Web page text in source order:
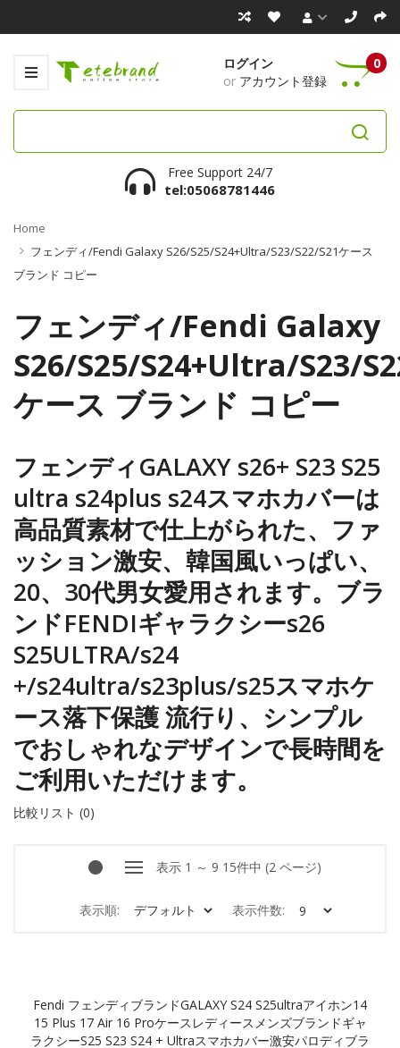
ログイン
or アカウント登録
0
Free Support 24/7
tel:05068781446
Home
フェンディ/Fendi Galaxy S26/S25/S24+Ultra/S23/S22/S21ケース
ブランド コピー
フェンディ/Fendi Galaxy
S26/S25/S24+Ultra/S23/
ケース ブランド コピー
フェンディGALAXY s26+ S23 S25
ultra s24plus s24スマホカバーは
高品質素材で仕上がられた、ファ
ッション激安、韓国風いっぱい、
20、30代男女愛用されます。ブラ
ンドFENDIギャラクシーs26
S25ULTRA/s24
+/s24ultra/s23plus/s25スマホケ
ース落下保護 流行り、シンプル
でおしゃれなデザインで長時間を
ご利用いただけます。
比較リスト (0)
表示 1 ～ 9 15件中 (2 ページ)
表示順: 表示件数:
Fendi フェンディブランドGALAXY S24 S25ultraアイホン14
15 Plus 17 Air 16 Proケースレディースメンズブランドギャ
ラクシーs25 S23 S24 + Ultraスマホカバー激安パロディブラ